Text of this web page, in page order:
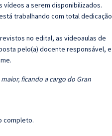
a serem disponibilizados.
trabalhando com total dedicação
no edital, as videoaulas de
pelo(a) docente responsável, e
ficando a cargo do Gran
completo.